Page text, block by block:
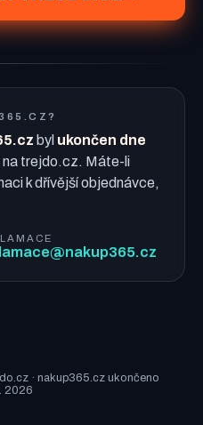
byl ukončen dne
na trejdo.cz. Máte-li
k dřívější objednávce,
· nakup365.cz ukončeno
2026